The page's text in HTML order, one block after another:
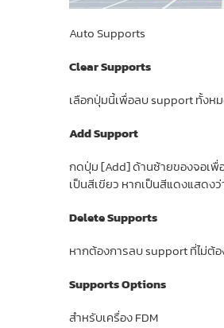
Auto Supports
Clear Supports
เลือกปุ่มนี้เพื่อลบ support ทั้งห
Add Support
กดปุ่ม [Add] ด้านซ้ายของจอเพื่
เป็นสีเขียว หากเป็นสีแดงแสดงว่
Delete Supports
หากต้องการลบ support ที่ไม่ต้
Supports Options
สำหรับเครื่อง FDM